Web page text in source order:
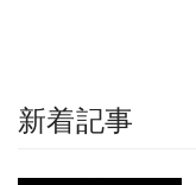
新着記事